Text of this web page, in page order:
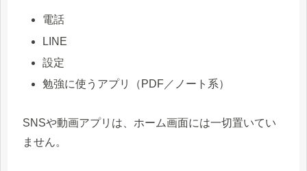
電話
LINE
設定
勉強に使うアプリ（PDF／ノート系）
SNSや動画アプリは、ホーム画面には一切置いてい
ません。